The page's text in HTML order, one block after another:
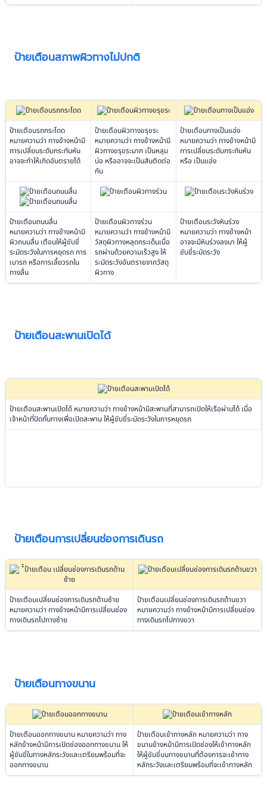
ป้ายเตือนสภาพผิวทางไม่ปกติ
ป้ายเตือนรถกระโดด
หมายความว่า ทางข้างหน้ามี
การเปลี่ยนระดับกระทันหัน
อาจจะทำให้เกิดอันตรายได้
ป้ายเตือนผิวทางขรุขระ
หมายความว่า ทางข้างหน้ามี
ผิวทางขรุขระมาก เป็นหลุม
บ่อ หรืออาจจะเป็นสันติดต่อ
กัน
ป้ายเตือนทางเป็นแอ่ง
หมายความว่า ทางข้างหน้ามี
การเปลี่ยนระดับกระทันหัน
หรือ เป็นแอ่ง
ป้ายเตือนถนนลื่น
หมายความว่า ทางข้างหน้ามี
ผิวถนนลื่น เตือนให้ผู้ขับขี่
ระมัดระวังในการหยุดรถ การ
เบารถ หรือการเลี้ยวรถใน
ทางลื่น
ป้ายเตือนผิวทางร่วน
หมายความว่า ทางข้างหน้ามี
วัสดุผิวทางหลุดกระเด็นเมื่อ
รถผ่านด้วยความเร็วสูง ให้
ระมัดระวังอันตรายจากวัสดุ
ผิวทาง
ป้ายเตือนระวังหินร่วง
หมายความว่า ทางข้างหน้า
อาจจะมีหินร่วงลงมา ให้ผู้
ขับขี่ระมัดระวัง
ป้ายเตือนสะพานเปิดได้
ป้ายเตือนสะพานเปิดได้ หมายความว่า ทางข้างหน้ามีสะพานที่สามารถเปิดให้เรือผ่านได้ เมื่อ
เจ้าหน้าที่ปิดกั้นทางเพื่อเปิดสะพาน ให้ผู้ขับขี่ระมัดระวังในการหยุดรถ
ป้ายเตือนการเปลี่ยนช่องการเดินรถ
ป้ายเตือนเปลี่ยนช่องการเดินรถด้านซ้าย
หมายความว่า ทางข้างหน้ามีการเปลี่ยนช่อง
ทางเดินรถไปทางซ้าย
ป้ายเตือนเปลี่ยนช่องการเดินรถด้านขวา
หมายความว่า ทางข้างหน้ามีการเปลี่ยนช่อง
ทางเดินรถไปทางขวา
ป้ายเตือนทางขนาน
ป้ายเตือนออกทางขนาน หมายความว่า ทาง
หลักข้างหน้ามีการเปิดช่องออกทางขนาน ให้
ผู้ขับขี่ในทางหลักระวังและเตรียมพร้อมที่จะ
ออกทางขนาน
ป้ายเตือนเข้าทางหลัก หมายความว่า ทาง
ขนานข้างหน้ามีการเปิดช่องให้เข้าทางหลัก
ให้ผู้ขับขี่บนทางขนานที่ต้องการจะเข้าทาง
หลักระวังและเตรียมพร้อมที่จะเข้าทางหลัก